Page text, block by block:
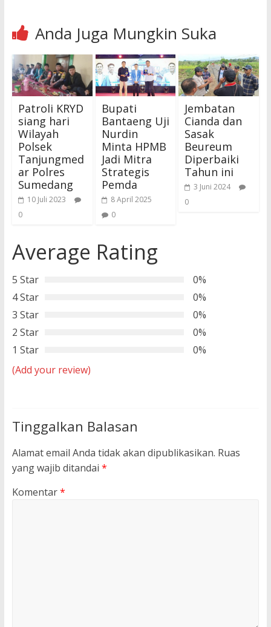
Anda Juga Mungkin Suka
Patroli KRYD
siang hari
Wilayah
Polsek
Tanjungmed
ar Polres
Sumedang
10 Juli 2023
0
Bupati
Bantaeng Uji
Nurdin
Minta HPMB
Jadi Mitra
Strategis
Pemda
8 April 2025
0
Jembatan
Cianda dan
Sasak
Beureum
Diperbaiki
Tahun ini
3 Juni 2024
0
Average Rating
5 Star
0%
4 Star
0%
3 Star
0%
2 Star
0%
1 Star
0%
(Add your review)
Tinggalkan Balasan
Alamat email Anda tidak akan dipublikasikan. Ruas
yang wajib ditandai *
Komentar*